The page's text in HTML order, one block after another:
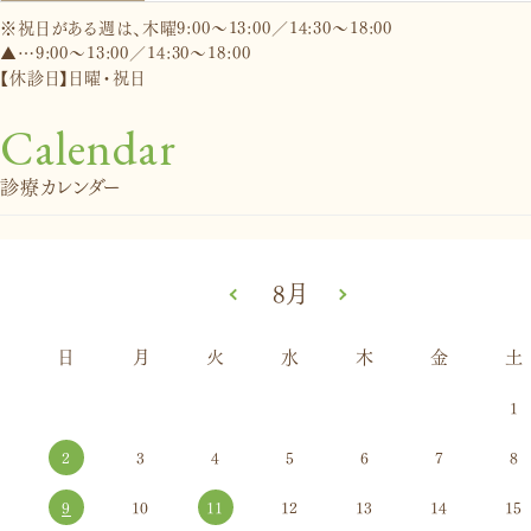
※祝日がある週は、木曜9:00～13:00／14:30～18:00
▲…9:00～13:00／14:30～18:00
【休診日】日曜・祝日
Calendar
診療カレンダー
8月
日 月 火 水 木 金 土
1
2
3 4 5 6 7
8
9
10 11 12 13 14
15